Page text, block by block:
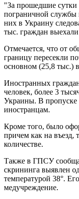
"За прошедшие сутки
пограничной службы
них в Украину
тыс. граждан
Отмечается, что от
границу пересекли
основном (25,8 тыс.)
Иностранных
человек, более 3
Украины. В пропуске
иностранцам.
Кроме того, было
причем как на въезд,
количестве.
Также в ГПСУ
скрининга выявлен
температурой 38°.
медучреждение.